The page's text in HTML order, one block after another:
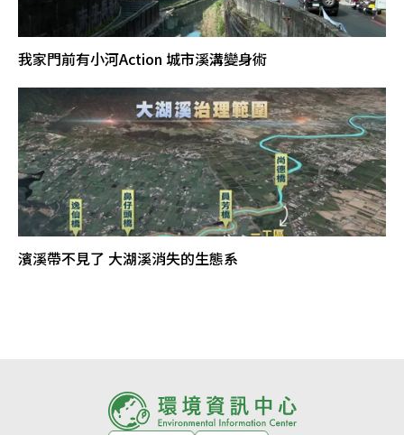
我家門前有小河Action 城市溪溝變身術
濱溪帶不見了 大湖溪消失的生態系